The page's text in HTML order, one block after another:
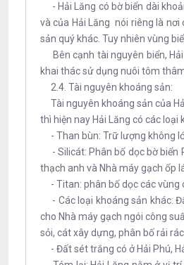
- Hải Lăng có bờ biển dài
và của Hải Lăng nói riêng là nơi
sản quý khác. Tuy nhiên vùng
Bên cạnh tài nguyên biển, Hải
khai thác sử dụng nuôi tôm
2.4. Tài nguyên khoáng sản:
Tài nguyên khoáng sản của
thì hiện nay Hải Lăng có các loại
- Than bùn: Trữ lượng không
- Silicát: Phân bố dọc bờ biển
thạch anh và Nhà máy gạch ốp
- Titan: phân bố dọc các vùng
- Các loại khoáng sản khác:
cho Nhà máy gạch ngói công
sỏi, cát xây dựng, phân bố rải
- Đất sét trắng có ở Hải Phú,